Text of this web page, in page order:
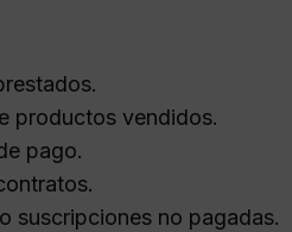
productos vendidos.
pago.
suscripciones no pagadas.